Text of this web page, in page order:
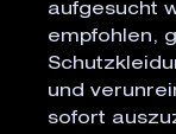
aufgesucht
empfohlen,
und
sofort